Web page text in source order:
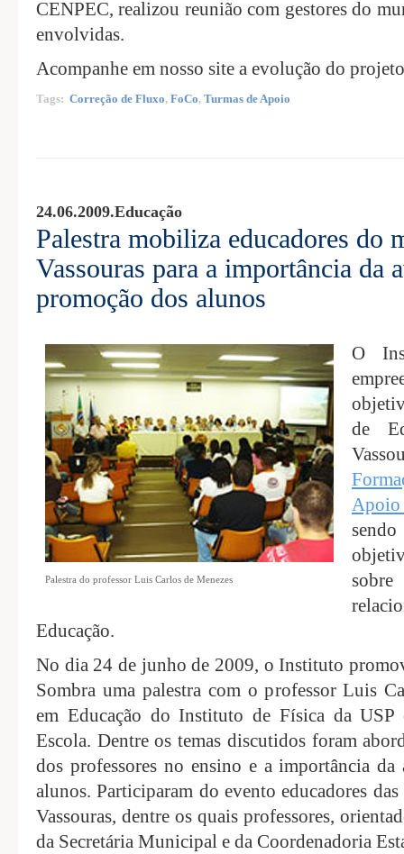
CENPEC, realizou reunião com gestores do
envolvidas.
Acompanhe em nosso site a evolução do
Tags: Correção de Fluxo, FoCo, Turmas de Apoio
24.06.2009.Educação
Palestra mobiliza educadores do
Vassouras para a importância da
promoção dos alunos
Palestra do professor Luis Carlos de Menezes
O
de
Educação.
No dia 24 de junho de 2009, o Instituto
Sombra uma palestra com o professor Luis
em Educação do Instituto de Física da
Escola. Dentre os temas discutidos foram
dos professores no ensino e a importância da
alunos. Participaram do evento educadores
Vassouras, dentre os quais professores,
da Secretária Municipal e da Coordenadoria